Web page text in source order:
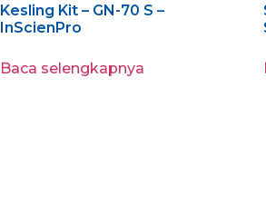
Kesling Kit – GN-70 S –
InScienPro
Baca selengkapnya